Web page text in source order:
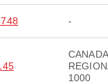
-
1000